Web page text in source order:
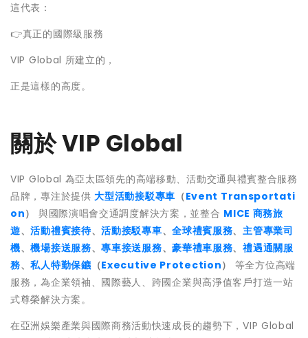
這代表：
👉真正的國際級服務
VIP Global 所建立的，
正是這樣的高度。
關於 VIP Global
VIP Global 為亞太區領先的高端移動、活動交通與禮賓整合服務
品牌，專注於提供大型活動接駁專車 （Event Transportati
on） 與國際演唱會交通調度解決方案，並整合 MICE 商務旅
遊、活動禮賓接待、活動接駁專車、全球禮賓服務、主管專業司
機、機場接送服務、專車接送服務、豪華禮車服務、禮遇通關服
務、私人特勤保鑣（Executive Protection）
等全方位高端
服務，為企業領袖、國際藝人、跨國企業與高淨值客戶打造一站
式尊榮解決方案。
在亞洲娛樂產業與國際商務活動快速成長的趨勢下，VIP Global